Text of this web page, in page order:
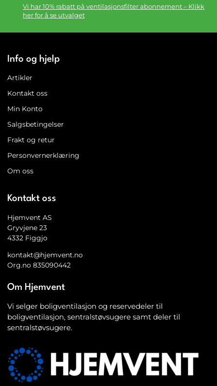
Vi har 10% rabatt på ventilasjonsfilter abonnement – Klikk
her for å se utvalget
Info og hjelp
Artikler
Kontakt oss
Min Konto
Salgsbetingelser
Frakt og retur
Personvernerklæring
Om oss
Kontakt oss
Hjemvent AS
Gryvjene 23
4332 Figgjo
kontakt@hjemvent.no
Org.no 835090442
Om Hjemvent
Vi selger boligventilasjon og reservedeler til
boligventilasjon, sentralstøvsugere samt deler til
sentralstøvsugere.